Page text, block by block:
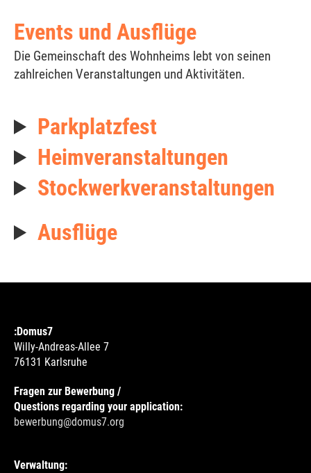
Events und Ausflüge
Die Gemeinschaft des Wohnheims lebt von seinen
zahlreichen Veranstaltungen und Aktivitäten.
Parkplatzfest
Heimveranstaltungen
Stockwerkveranstaltungen
Ausflüge
:Domus7
Willy-Andreas-Allee 7
76131 Karlsruhe
Fragen zur Bewerbung /
Questions regarding your application:
bewerbung@domus7.org
Verwaltung: